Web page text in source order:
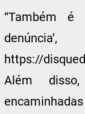
“Também é
https://
Além